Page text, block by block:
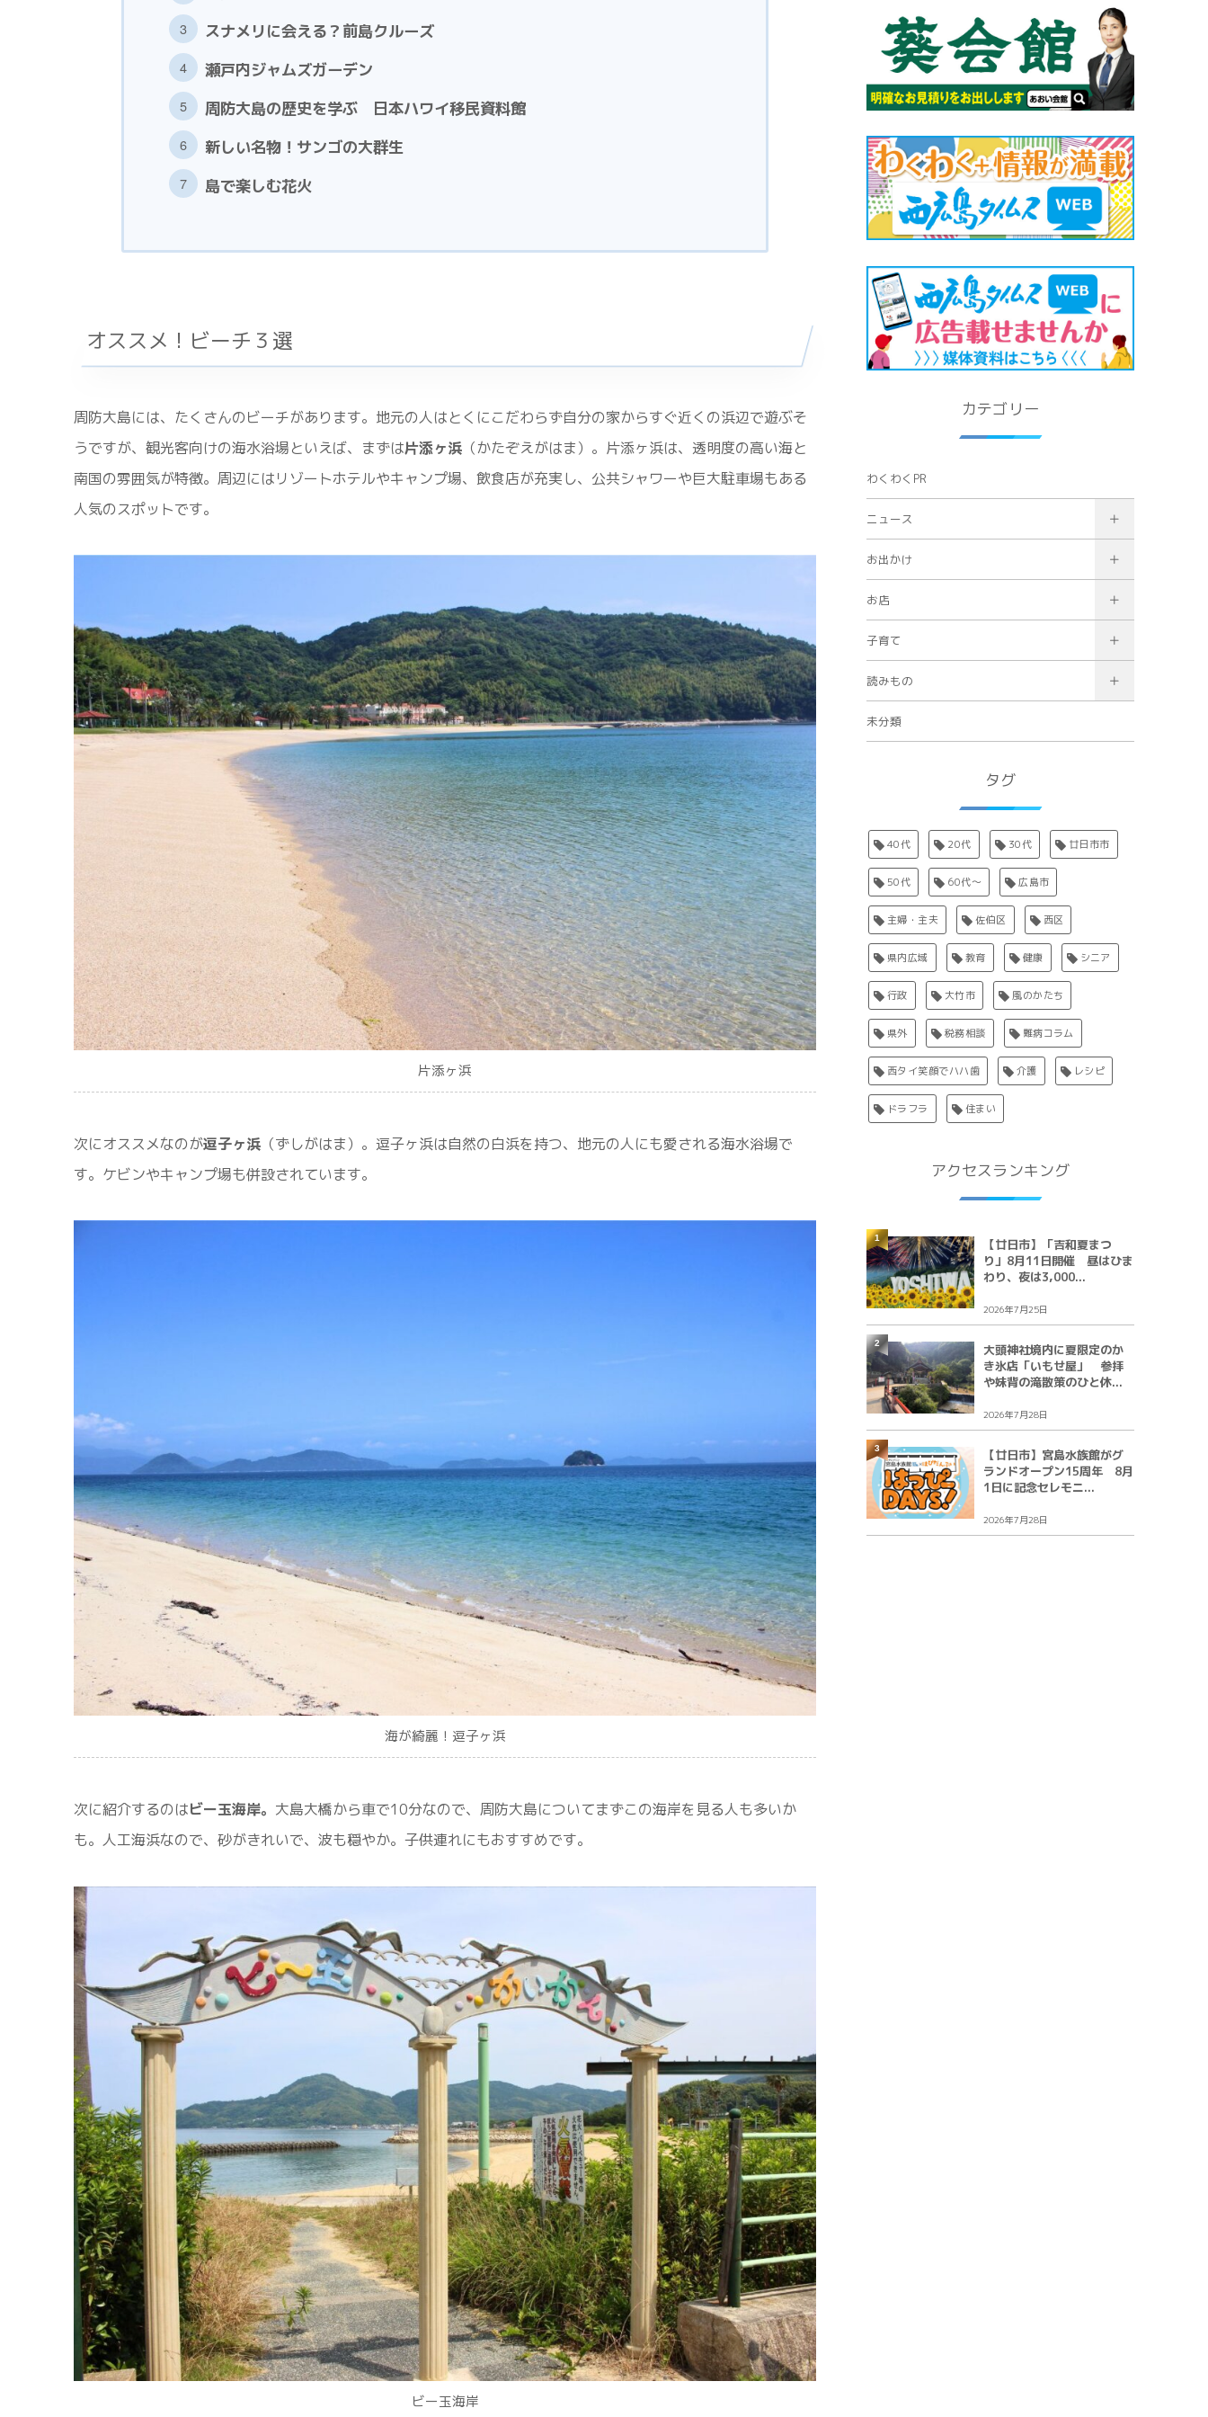
スナメリに会える？前島クルーズ
瀬戸内ジャムズガーデン
周防大島の歴史を学ぶ 日本ハワイ移民資料館
新しい名物！サンゴの大群生
島で楽しむ花火
オススメ！ビーチ３選
周防大島には、たくさんのビーチがあります。地元の人はとくにこだわらず自分の家からすぐ近くの浜辺で遊ぶそ
うですが、観光客向けの海水浴場といえば、まずは片添ヶ浜 （かたぞえがはま）。片添ヶ浜は、透明度の高い海と
南国の雰囲気が特徴。周辺にはリゾートホテルやキャンプ場、飲食店が充実し、公共シャワーや巨大駐車場もある
人気のスポットです。
片添ヶ浜
次にオススメなのが逗子ヶ浜 （ずしがはま）。逗子ヶ浜は自然の白浜を持つ、地元の人にも愛される海水浴場で
す。ケビンやキャンプ場も併設されています。
海が綺麗！逗子ヶ浜
次に紹介するのはビー玉海岸。 大島大橋から車で10分なので、周防大島についてまずこの海岸を見る人も多いか
も。人工海浜なので、砂がきれいで、波も穏やか。子供連れにもおすすめです。
ビー玉海岸
カテゴリー
わくわくPR
ニュース
お出かけ
お店
子育て
読みもの
未分類
タグ
40代 20代 30代 廿日市市
50代 60代〜 広島市
主婦・主夫 佐伯区 西区
県内広域 教育 健康 シニア
行政 大竹市 風のかたち
県外 税務相談 難病コラム
西タイ笑顔でハハ歯 介護 レシピ
ドラフラ 住まい
アクセスランキング
【廿日市】「吉和夏まつ
り」8月11日開催 昼はひま
わり、夜は3,000...
2026年7月25日
1
大頭神社境内に夏限定のか
き氷店「いもせ屋」 参拝
や妹背の滝散策のひと休...
2026年7月28日
2
【廿日市】宮島水族館がグ
ランドオープン15周年 8月
1日に記念セレモニ...
2026年7月28日
3